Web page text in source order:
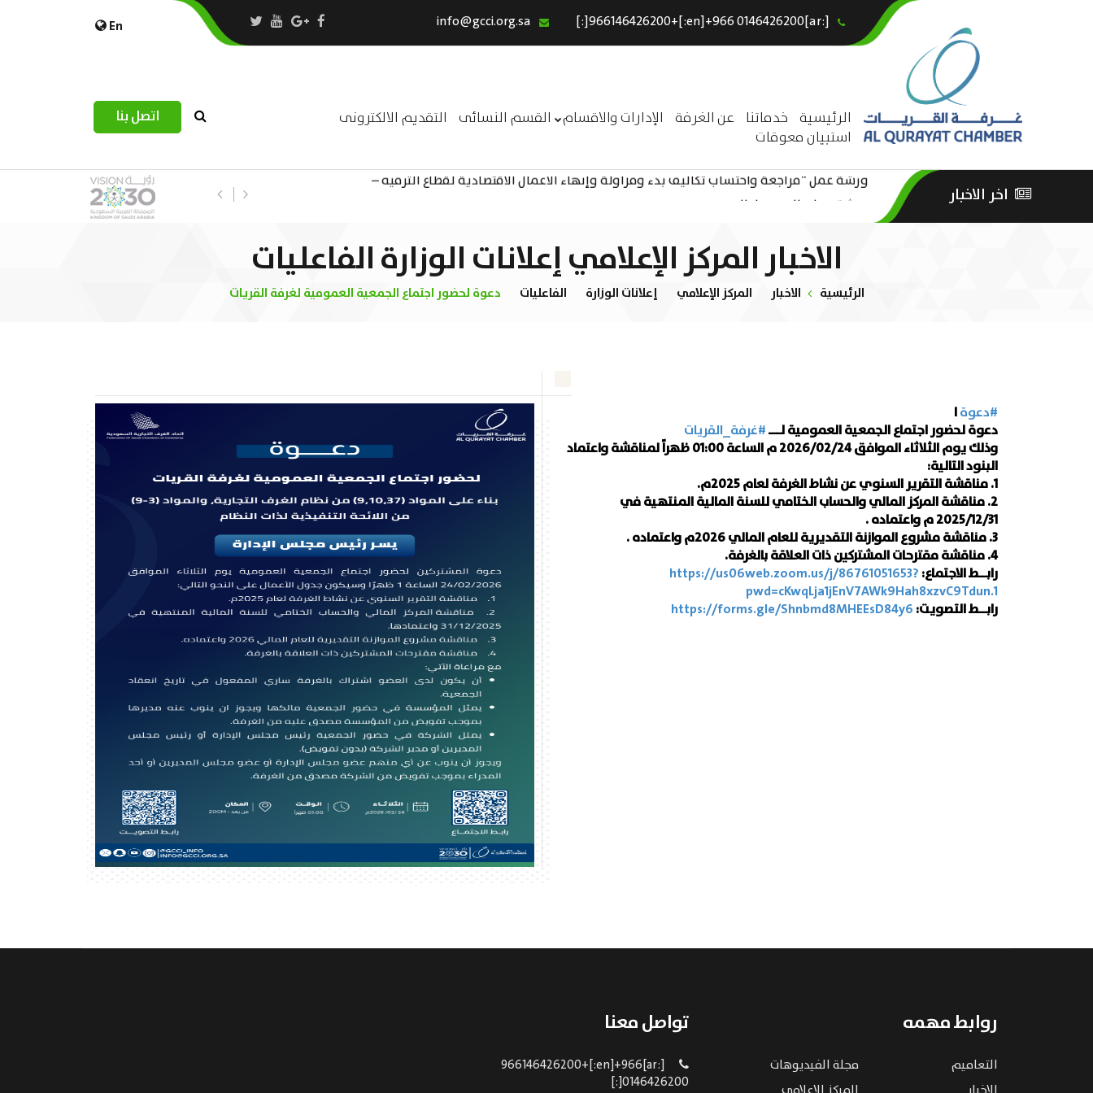
[:ar]966146426200+[:en]+966 0146426200[:]
En
الرئيسية خدماتنا عن الغرفة الإدارات والاقسام القسم النسائى التقديم الالكترونى
استبيان معوقات
اتصل بنا
الرئيسية
عن الغرفة
القسم النسائى
استبيان معوقات
اخر الاخبار
ورشة عمل “مراجعة واحتساب تكاليف بدء ومزاولة وإنهاء الأعمال الاقتصادية لقطاع الترفيه –
الثقافة – السياحة”
ورشة عمل : العمـــــل الحـــــر استبيان مرصد التحديات اللوجستية
الاخبار المركز الإعلامي إعلانات الوزارة الفاعليات
الرئيسية الاخبار المركز الإعلامي إعلانات الوزارة الفاعليات دعوة لحضور اجتماع الجمعية العمومية لغرفة القريات
#دعوةا
دعوة لحضور اجتماع الجمعية العمومية لـــ#غرفة_القريات
وذلك يوم الثلاثاء الموافق 2026/02/24 م الساعة 01:00 ظهراً لمناقشة واعتماد
البنود التالية:
1. مناقشة التقرير السنوي عن نشاط الغرفة لعام 2025م.
2. مناقشة المركز المالي والحساب الختامي للسنة المالية المنتهية في
2025/12/31 م واعتماده .
3. مناقشة مشروع الموازنة التقديرية للعام المالي 2026م واعتماده .
4. مناقشة مقترحات المشتركين ذات العلاقة بالغرفة.
رابــط الاجتماع:
https://us06web.zoom.us/j/86761051653?
pwd=cKwqLja1jEnV7AWk9Hah8xzvC9Tdun.1
رابــط التصويت:
https://forms.gle/Shnbmd8MHEEsD84y6
روابط مهمه
التعاميم
مجلة الفيديوهات
تواصل معنا
[:ar]966146426200+[:en]+966
0146426200[:]